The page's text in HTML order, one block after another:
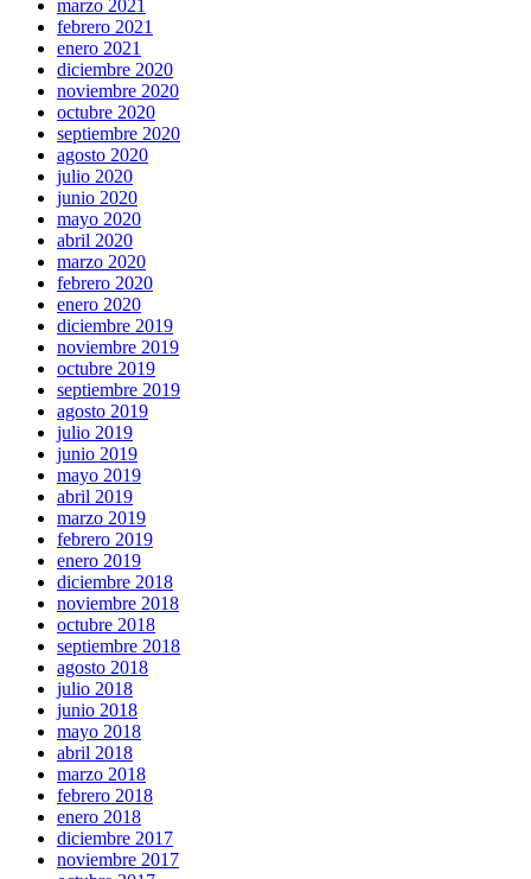
marzo 2021
febrero 2021
enero 2021
diciembre 2020
noviembre 2020
octubre 2020
septiembre 2020
agosto 2020
julio 2020
junio 2020
mayo 2020
abril 2020
marzo 2020
febrero 2020
enero 2020
diciembre 2019
noviembre 2019
octubre 2019
septiembre 2019
agosto 2019
julio 2019
junio 2019
mayo 2019
abril 2019
marzo 2019
febrero 2019
enero 2019
diciembre 2018
noviembre 2018
octubre 2018
septiembre 2018
agosto 2018
julio 2018
junio 2018
mayo 2018
abril 2018
marzo 2018
febrero 2018
enero 2018
diciembre 2017
noviembre 2017